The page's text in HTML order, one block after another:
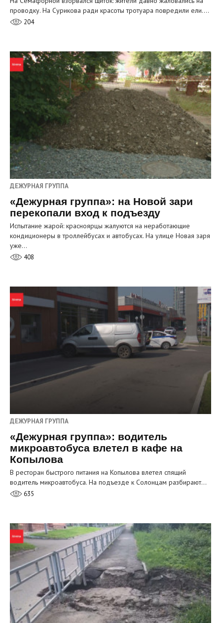
проводку. На Сурикова ради красоты тротуара повредили ели.…
204
ДЕЖУРНАЯ ГРУППА
«Дежурная группа»: на Новой зари
перекопали вход к подъезду
Испытание жарой: красноярцы жалуются на неработающие
кондиционеры в троллейбусах и автобусах. На улице Новая заря
уже…
408
ДЕЖУРНАЯ ГРУППА
«Дежурная группа»: водитель
микроавтобуса влетел в кафе на
Копылова
В ресторан быстрого питания на Копылова влетел спящий
водитель микроавтобуса. На подъезде к Солонцам разбирают…
635